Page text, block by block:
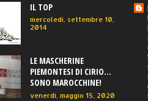
IL TOP
mercoledì, settembre 10,
2014
LE MASCHERINE
PIEMONTESI DI CIRIO...
SONO MAROCCHINE!
venerdì, maggio 15, 2020